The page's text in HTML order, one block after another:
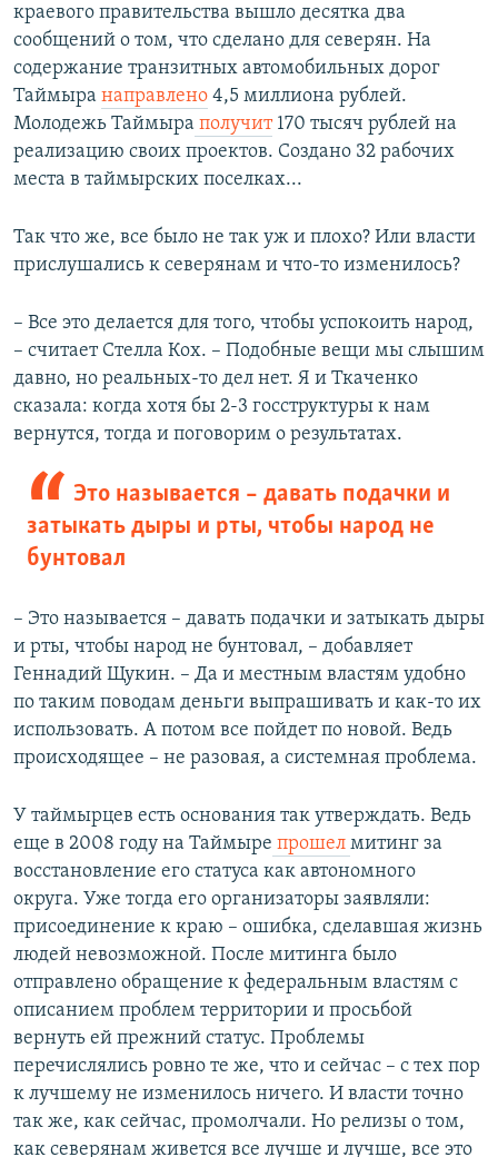
краевого правительства вышло десятка два
сообщений о том, что сделано для северян. На
содержание транзитных автомобильных дорог
Таймыра направлено 4,5 миллиона рублей.
Молодежь Таймыра получит170 тысяч рублей на
реализацию своих проектов. Создано 32 рабочих
места в таймырских поселках...
Так что же, все было не так уж и плохо? Или власти
прислушались к северянам и что-то изменилось?
– Все это делается для того, чтобы успокоить народ,
– считает Стелла Кох. – Подобные вещи мы слышим
давно, но реальных-то дел нет. Я и Ткаченко
сказала: когда хотя бы 2-3 госструктуры к нам
вернутся, тогда и поговорим о результатах.
Это называется – давать подачки и
затыкать дыры и рты, чтобы народ не
бунтовал​
– Это называется – давать подачки и затыкать дыры
и рты, чтобы народ не бунтовал, – добавляет
Геннадий Щукин. – Да и местным властям удобно
по таким поводам деньги выпрашивать и как-то их
использовать. А потом все пойдет по новой. Ведь
происходящее – не разовая, а системная проблема.
У таймырцев есть основания так утверждать. Ведь
еще в 2008 году на Таймыре прошел митинг за
восстановление его статуса как автономного
округа. Уже тогда его организаторы заявляли:
присоединение к краю – ошибка, сделавшая жизнь
людей невозможной. После митинга было
отправлено обращение к федеральным властям с
описанием проблем территории и просьбой
вернуть ей прежний статус. Проблемы
перечислялись ровно те же, что и сейчас – с тех пор
к лучшему не изменилось ничего. И власти точно
так же, как сейчас, промолчали. Но релизы о том,
как северянам живется все лучше и лучше, все это